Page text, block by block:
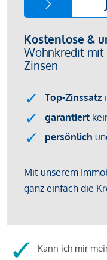
Kann ich mir